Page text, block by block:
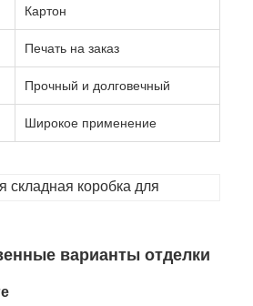
Картон
Печать на заказ
Прочный и долговечный
Широкое применение
варианты отделки